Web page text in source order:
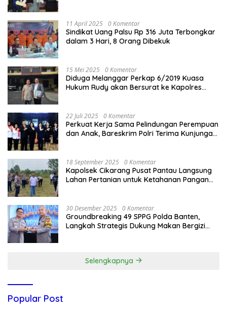
11 April 2025 0 Komentar
Sindikat Uang Palsu Rp 316 Juta Terbongkar
dalam 3 Hari, 8 Orang Dibekuk
15 Mei 2025 0 Komentar
Diduga Melanggar Perkap 6/2019 Kuasa
Hukum Rudy akan Bersurat ke Kapolres
22 Juli 2025 0 Komentar
Perkuat Kerja Sama Pelindungan Perempuan
dan Anak, Bareskrim Polri Terima Kunjungan
18 September 2025 0 Komentar
Kapolsek Cikarang Pusat Pantau Langsung
Lahan Pertanian untuk Ketahanan Pangan
30 Desember 2025 0 Komentar
Groundbreaking 49 SPPG Polda Banten,
Langkah Strategis Dukung Makan Bergizi
Selengkapnya
Popular Post